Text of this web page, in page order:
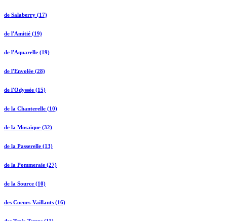
de Salaberry (17)
de l'Amitié (19)
de l'Aquarelle (19)
de l'Envolée (28)
de l'Odyssée (15)
de la Chanterelle (10)
de la Mosaïque (32)
de la Passerelle (13)
de la Pommeraie (27)
de la Source (10)
des Coeurs-Vaillants (16)